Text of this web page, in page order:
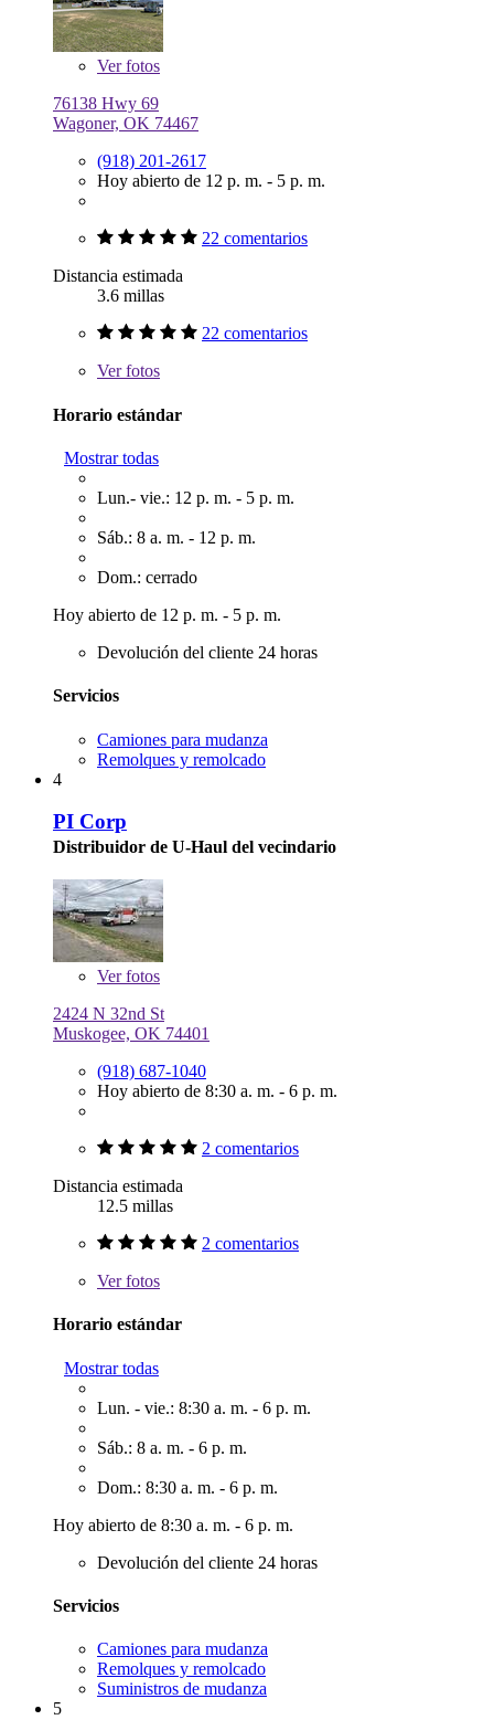
Verfotos
76138 Hwy 69
Wagoner, OK 74467
(918) 201-2617
Hoy abierto de 12 p. m. - 5 p. m.
22 comentarios
Distancia estimada
3.6 millas
22 comentarios
Verfotos
Horario estándar
Mostrar todas
Lun.- vie.: 12 p. m. - 5 p. m.
Sáb.: 8 a. m. - 12 p. m.
Dom.: cerrado
Hoy abierto de 12 p. m. - 5 p. m.
Devolución del cliente 24 horas
Servicios
Camiones para mudanza
Remolques y remolcado
4
PI Corp
Distribuidor de U-Haul del vecindario
Verfotos
2424 N 32nd St
Muskogee, OK 74401
(918) 687-1040
Hoy abierto de 8:30 a. m. - 6 p. m.
2 comentarios
Distancia estimada
12.5 millas
2 comentarios
Verfotos
Horario estándar
Mostrar todas
Lun. - vie.: 8:30 a. m. - 6 p. m.
Sáb.: 8 a. m. - 6 p. m.
Dom.: 8:30 a. m. - 6 p. m.
Hoy abierto de 8:30 a. m. - 6 p. m.
Devolución del cliente 24 horas
Servicios
Camiones para mudanza
Remolques y remolcado
Suministros de mudanza
5